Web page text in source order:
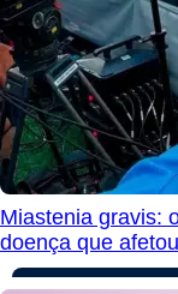
Miastenia gravis:
doença que